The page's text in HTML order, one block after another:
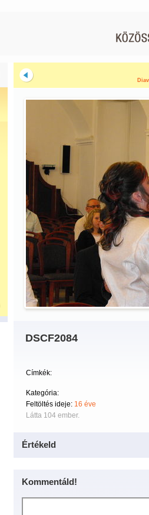
DSCF2084
Címkék:
Kategória:
Feltöltés ideje: 16 éve
Látta 104 ember.
Értékeld
Kommentáld!